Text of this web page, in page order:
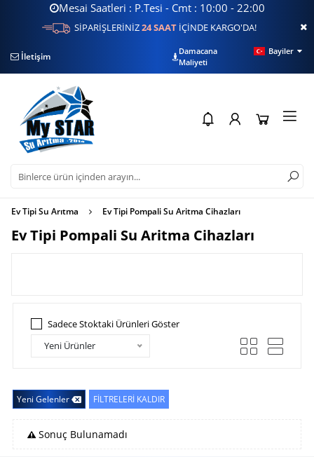
Mesai Saatleri : P.Tesi - Cmt : 10:00 - 22:00
SİPARİŞLERİNİZ24 SAATİÇİNDE KARGO'DA!
İletişim Filtre Sorgulama
Damacana
Maliyeti
Bayiler
Ev Tipi Su Arıtma Ev Tipi Pompali Su Aritma Cihazları
Ev Tipi Pompali Su Aritma Cihazları
Sadece Stoktaki Ürünleri Göster
Yeni Ürünler
Yeni Gelenler FİLTRELERİ KALDIR
Sonuç Bulunamadı